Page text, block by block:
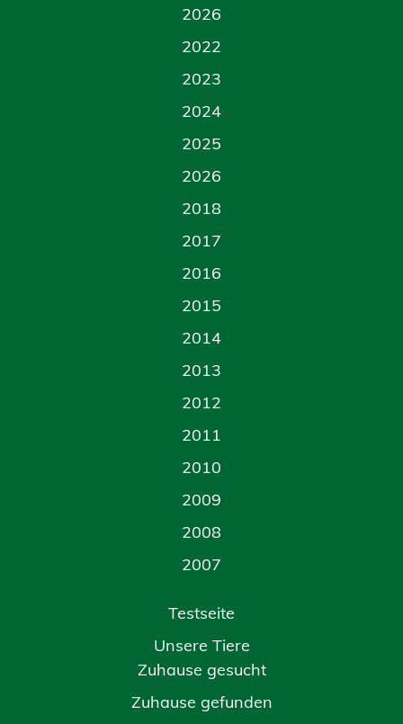
2026
2022
2023
2024
2025
2026
2018
2017
2016
2015
2014
2013
2012
2011
2010
2009
2008
2007
Testseite
Unsere Tiere
Zuhause gesucht
Zuhause gefunden